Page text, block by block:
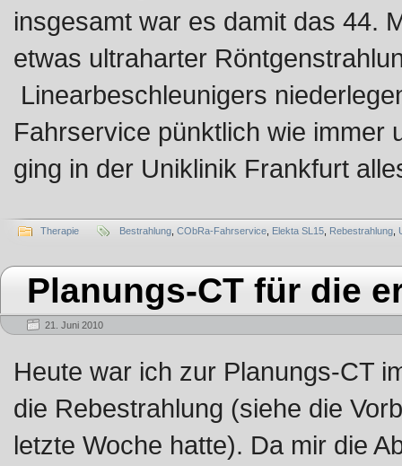
insgesamt war es damit das 44.
etwas ultraharter
Linearbeschleunigers
Fahrservice pünktlich wie immer
ging in der Uniklinik Frankfurt
Therapie Bestrahlung CObRa-Fahrservice Elekta SL15 Rebestrahlung
Planungs-CT für die
21. Juni 2010
Heute war ich zur Planungs-CT
die Rebestrahlung (siehe die
letzte Woche hatte). Da mir die